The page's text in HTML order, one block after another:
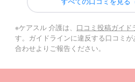
※ケアスル 介護は、 口コミ投稿ガイド
す。ガイドラインに違反する口コミ
合わせよりご報告ください。